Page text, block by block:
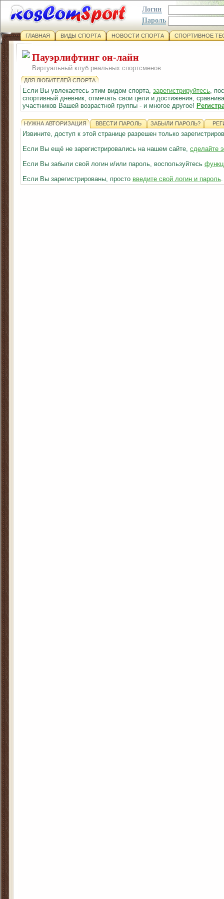
Логин
Пароль
ГЛАВНАЯ ВИДЫ СПОРТА НОВОСТИ СПОРТА СПОРТИВНОЕ
Пауэрлифтинг он-лайн
Виртуальный клуб реальных спортсменов
ДЛЯ ЛЮБИТЕЛЕЙ СПОРТА
Если Вы увлекаетесь этим видом спорта, зарегистрируйтесь,
спортивный дневник, отмечать свои цели и достижения,
участников Вашей возрастной группы - и многое другое!
НУЖНА АВТОРИЗАЦИЯ ВВЕСТИ ПАРОЛЬ ЗАБЫЛИ ПАРОЛЬ?
Извините, доступ к этой странице разрешен только
Если Вы ещё не зарегистрировались на нашем сайте, сделайте
Если Вы забыли свой логин и/или пароль, воспользуйтесь
Если Вы зарегистрированы, просто введите свой логин и пароль.